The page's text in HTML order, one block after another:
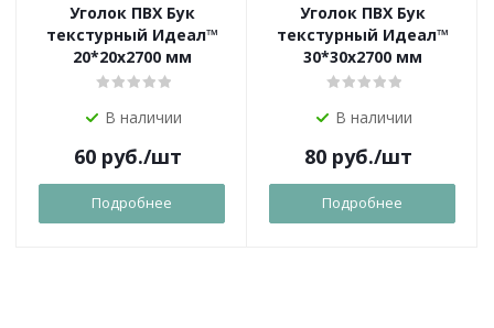
Уголок ПВХ Бук
текстурный Идеал™
20*20х2700 мм
В наличии
60 руб./шт
Подробнее
Уголок ПВХ Бук
текстурный Идеал™
30*30х2700 мм
В наличии
80 руб./шт
Подробнее